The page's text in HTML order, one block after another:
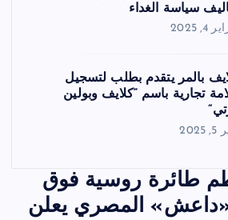
سياسة الغداء
4, 2025
بالمر يتقدم بطلب لتسجيل
تجارية باسم “كلايف وبولين
بتحطم طائرة روسية فوق
المصري يعلن